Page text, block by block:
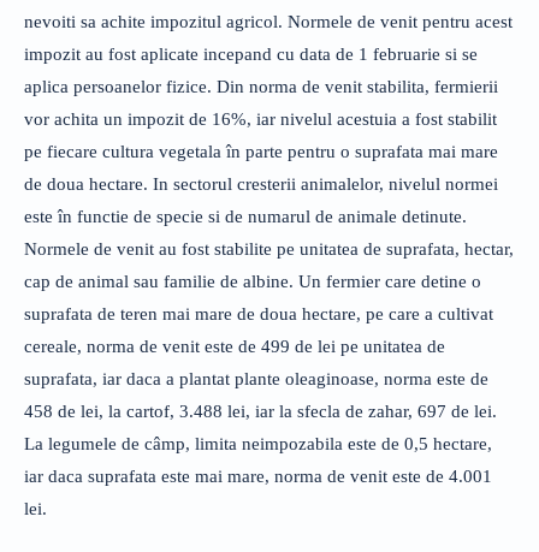
nevoiti sa achite impozitul agricol. Normele de venit pentru acest
impozit au fost aplicate incepand cu data de 1 februarie si se
aplica persoanelor fizice. Din norma de venit stabilita, fermierii
vor achita un impozit de 16%, iar nivelul acestuia a fost stabilit
pe fiecare cultura vegetala în parte pentru o suprafata mai mare
de doua hectare. In sectorul cresterii animalelor, nivelul normei
este în functie de specie si de numarul de animale detinute.
Normele de venit au fost stabilite pe unitatea de suprafata, hectar,
cap de animal sau familie de albine. Un fermier care detine o
suprafata de teren mai mare de doua hectare, pe care a cultivat
cereale, norma de venit este de 499 de lei pe unitatea de
suprafata, iar daca a plantat plante oleaginoase, norma este de
458 de lei, la cartof, 3.488 lei, iar la sfecla de zahar, 697 de lei.
La legumele de câmp, limita neimpozabila este de 0,5 hectare,
iar daca suprafata este mai mare, norma de venit este de 4.001
lei.